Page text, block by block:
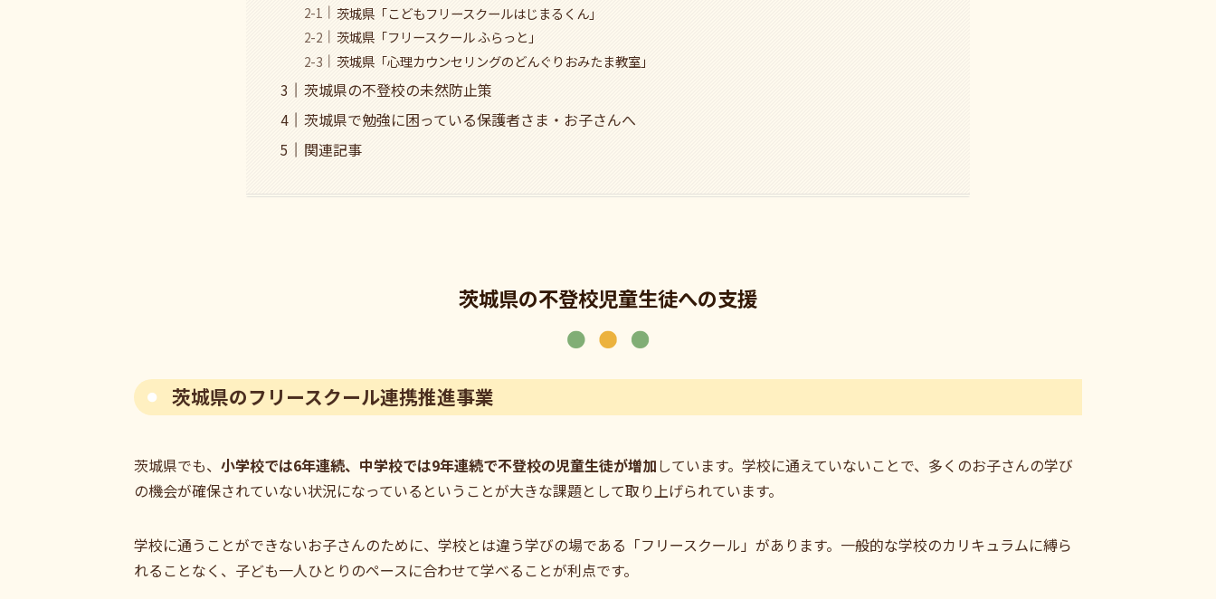
茨城県「こどもフリースクールはじまるくん」
茨城県「フリースクール ふらっと」
茨城県「心理カウンセリングのどんぐりおみたま教室」
茨城県の不登校の未然防止策
茨城県で勉強に困っている保護者さま・お子さんへ
関連記事
茨城県の不登校児童生徒への支援
茨城県のフリースクール連携推進事業
茨城県でも、 小学校では6年連続、中学校では9年連続で不登校の児童生徒が増加しています。学校に通えていないことで、多くのお子さんの学び
の機会が確保されていない状況になっているということが大きな課題として取り上げられています。
学校に通うことができないお子さんのために、学校とは違う学びの場である「フリースクール」があります。一般的な学校のカリキュラムに縛ら
れることなく、子ども一人ひとりのペースに合わせて学べることが利点です。